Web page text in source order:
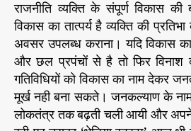
राजनीति व्यक्ति के संपूर्ण विकास
विकास का तात्पर्य है व्यक्ति की
अवसर उपलब्ध कराना। यदि विकास
और छल प्रपंचों से है तो फिर विनाश
गतिविधियों को विकास का नाम देकर
मूर्ख नही बना सकते। जनकल्याण के
लोकतंत्र तक बढ़ती चली आयी और